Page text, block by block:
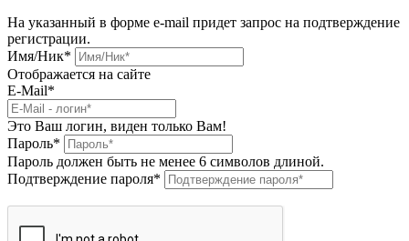
На указанный в форме e-mail придет запрос на подтверждение
регистрации.
Имя/Ник*
Отображается на сайте
E-Mail*
Это Ваш логин, виден только Вам!
Пароль*
Пароль должен быть не менее 6 символов длиной.
Подтверждение пароля*